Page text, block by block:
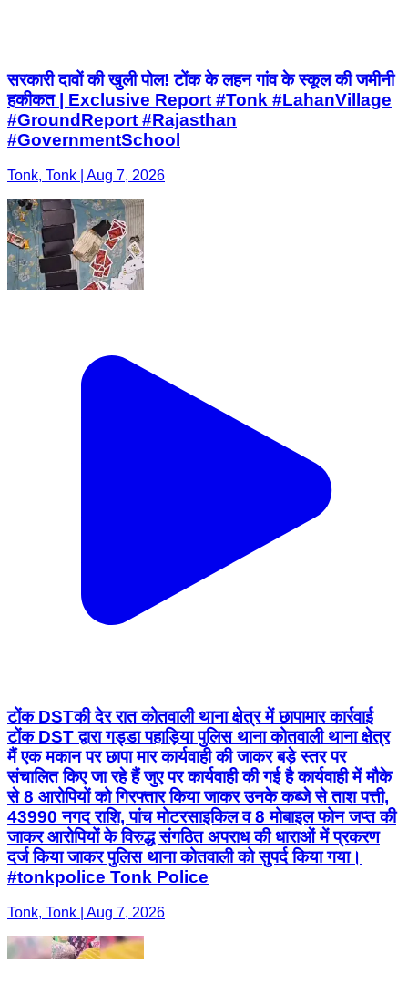
सरकारी दावों की खुली पोल! टोंक के लहन गांव के स्कूल की जमीनी
हकीकत | Exclusive Report #Tonk #LahanVillage
#GroundReport #Rajasthan
#GovernmentSchool
Tonk, Tonk | Aug 7, 2026
टोंक DSTकी देर रात कोतवाली थाना क्षेत्र में छापामार कार्रवाई
टोंक DST द्वारा गड्डा पहाड़िया पुलिस थाना कोतवाली थाना क्षेत्र
मैं एक मकान पर छापा मार कार्यवाही की जाकर बड़े स्तर पर
संचालित किए जा रहे हैं जुए पर कार्यवाही की गई है कार्यवाही में मौके
से 8 आरोपियों को गिरफ्तार किया जाकर उनके कब्जे से ताश पत्ती,
43990 नगद राशि, पांच मोटरसाइकिल व 8 मोबाइल फोन जप्त की
जाकर आरोपियों के विरुद्ध संगठित अपराध की धाराओं में प्रकरण
दर्ज किया जाकर पुलिस थाना कोतवाली को सुपर्द किया गया।
#tonkpolice Tonk Police
Tonk, Tonk | Aug 7, 2026